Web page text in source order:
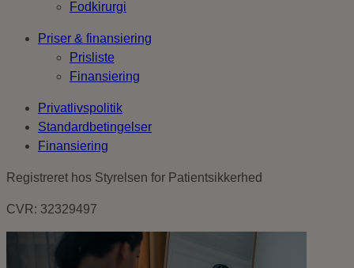
Fodkirurgi
Priser & finansiering
Prisliste
Finansiering
Privatlivspolitik
Standardbetingelser
Finansiering
Registreret hos Styrelsen for Patientsikkerhed
CVR: 32329497